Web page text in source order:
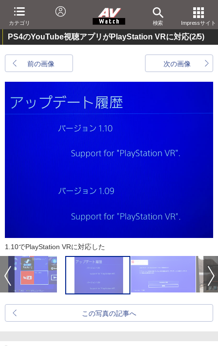
カテゴリ 検索 Impressサイト
PS4のYouTube視聴アプリがPlayStation VRに対応(2/5)
前の画像 次の画像
1.10でPlayStation VRに対応した
この写真の記事へ